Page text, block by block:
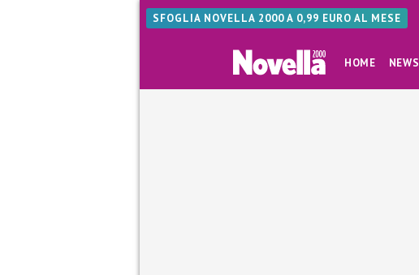
SFOGLIA NOVELLA 2000 A 0,99 EURO AL MESE
HOME NEWS